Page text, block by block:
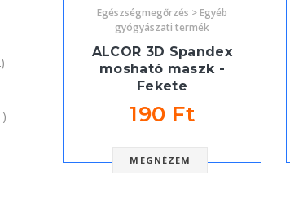
Egészségmegőrzés > Egyéb
gyógyászati termék
ALCOR 3D Spandex
mosható maszk -
Fekete
190 Ft
MEGNÉZEM